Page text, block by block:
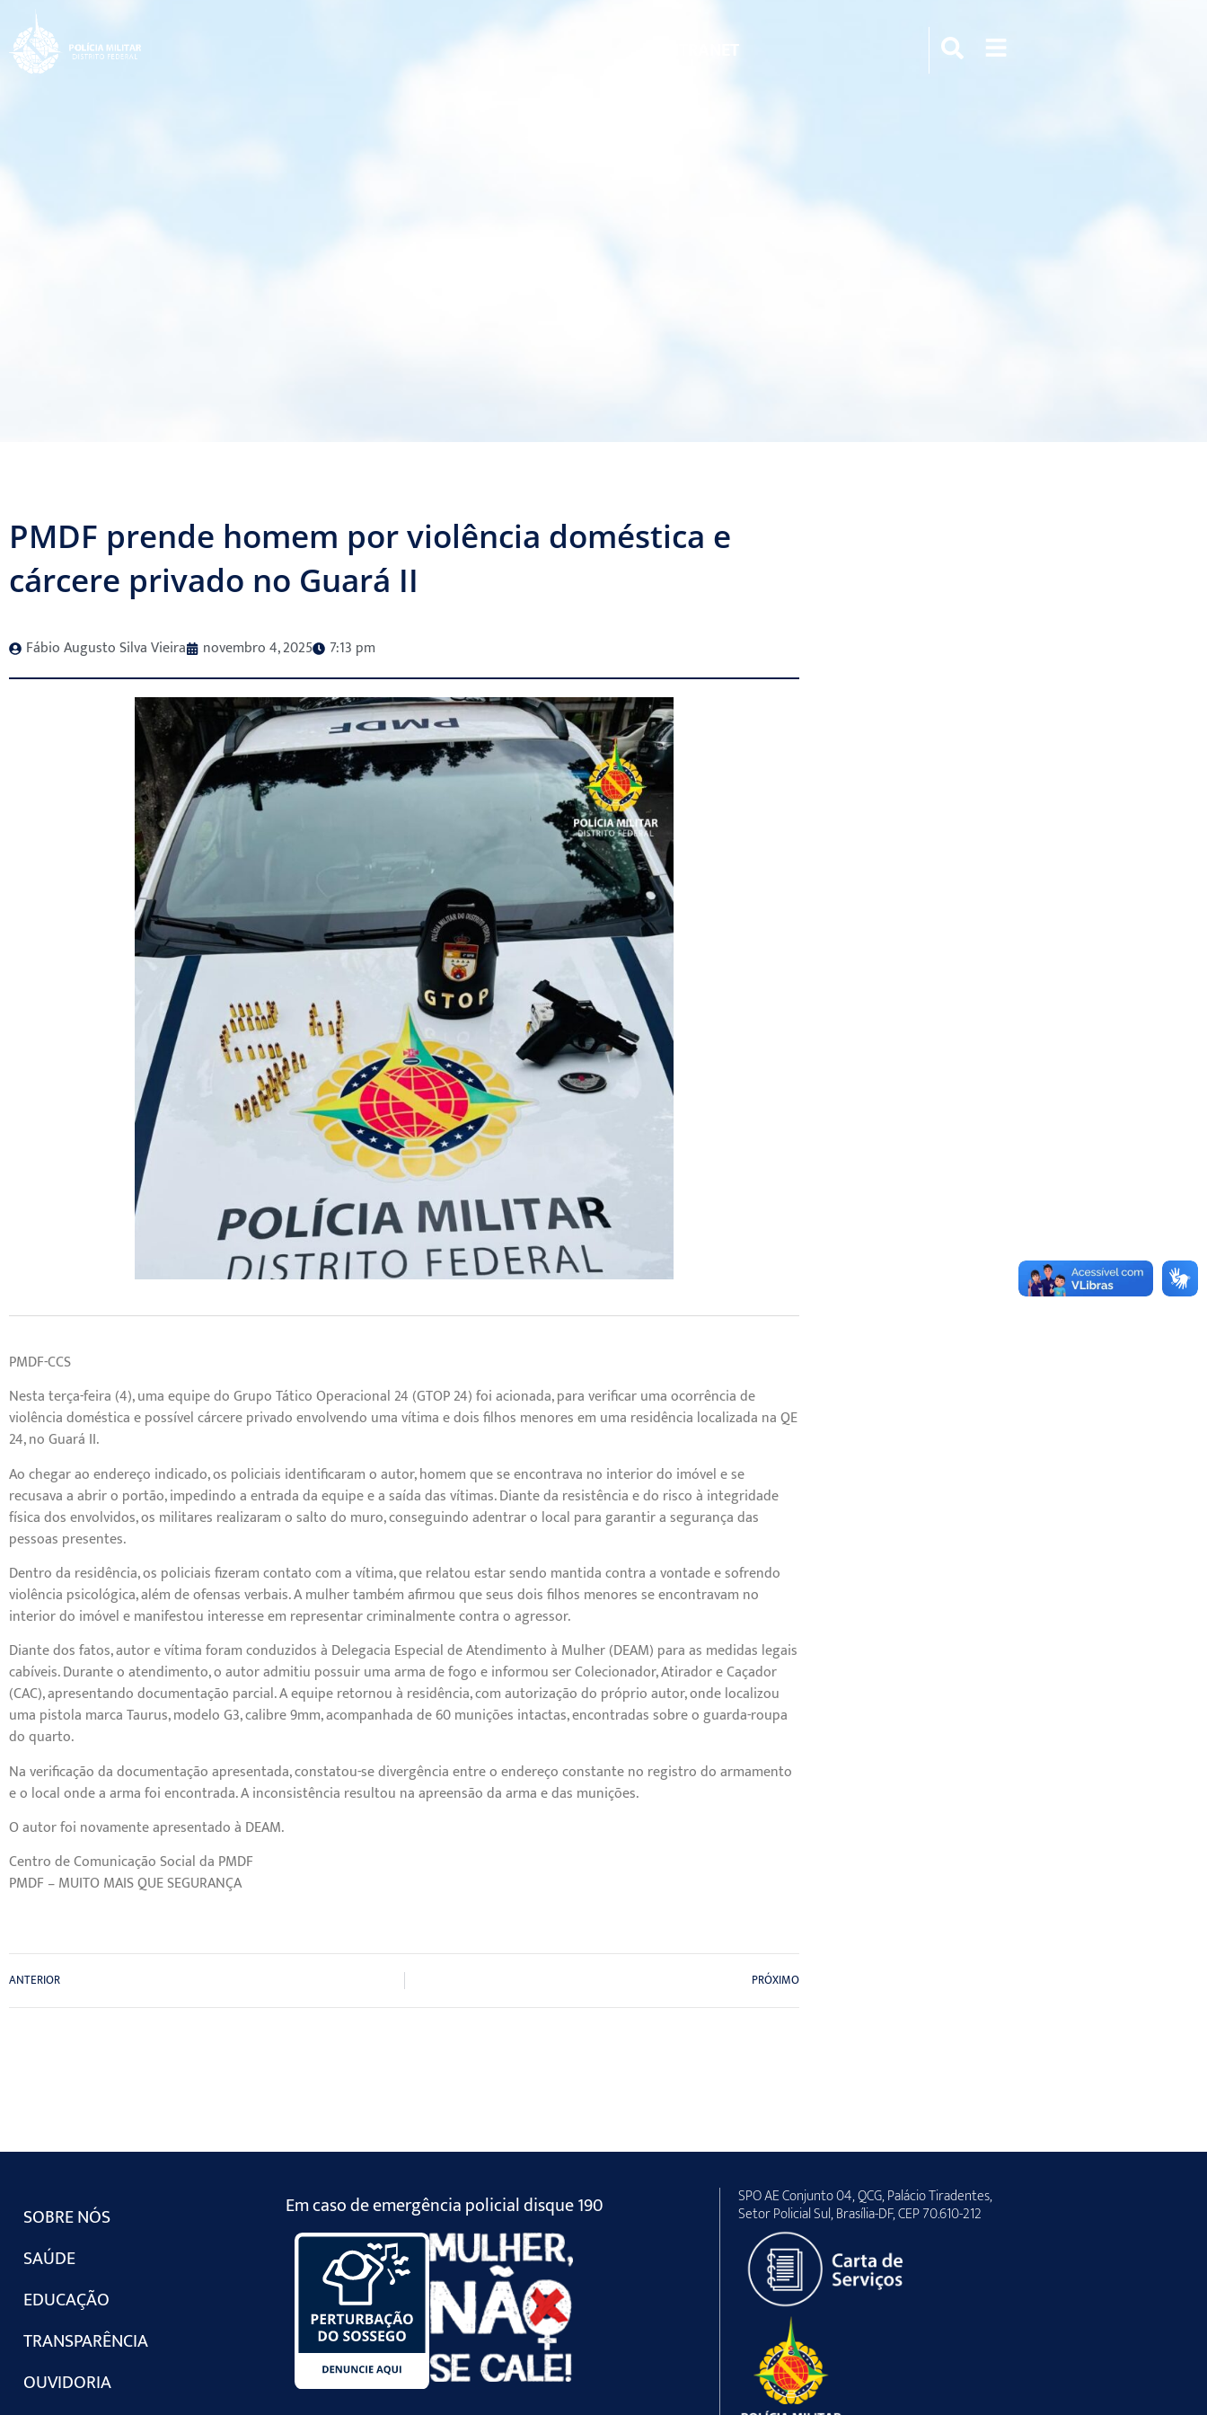
INTRANET
PMDF prende homem por violência doméstica e
cárcere privado no Guará II
Fábio Augusto Silva Vieira novembro 4, 2025 7:13 pm
PMDF-CCS
Nesta terça-feira (4), uma equipe do Grupo Tático Operacional 24 (GTOP 24) foi acionada, para verificar uma ocorrência de
violência doméstica e possível cárcere privado envolvendo uma vítima e dois filhos menores em uma residência localizada na QE
24, no Guará II.
Ao chegar ao endereço indicado, os policiais identificaram o autor, homem que se encontrava no interior do imóvel e se
recusava a abrir o portão, impedindo a entrada da equipe e a saída das vítimas. Diante da resistência e do risco à integridade
física dos envolvidos, os militares realizaram o salto do muro, conseguindo adentrar o local para garantir a segurança das
pessoas presentes.
Dentro da residência, os policiais fizeram contato com a vítima, que relatou estar sendo mantida contra a vontade e sofrendo
violência psicológica, além de ofensas verbais. A mulher também afirmou que seus dois filhos menores se encontravam no
interior do imóvel e manifestou interesse em representar criminalmente contra o agressor.
Diante dos fatos, autor e vítima foram conduzidos à Delegacia Especial de Atendimento à Mulher (DEAM) para as medidas legais
cabíveis. Durante o atendimento, o autor admitiu possuir uma arma de fogo e informou ser Colecionador, Atirador e Caçador
(CAC), apresentando documentação parcial. A equipe retornou à residência, com autorização do próprio autor, onde localizou
uma pistola marca Taurus, modelo G3, calibre 9mm, acompanhada de 60 munições intactas, encontradas sobre o guarda-roupa
do quarto.
Na verificação da documentação apresentada, constatou-se divergência entre o endereço constante no registro do armamento
e o local onde a arma foi encontrada. A inconsistência resultou na apreensão da arma e das munições.
O autor foi novamente apresentado à DEAM.
Centro de Comunicação Social da PMDF
PMDF – MUITO MAIS QUE SEGURANÇA
ANTERIOR PRÓXIMO
SOBRE NÓS
SAÚDE
EDUCAÇÃO
TRANSPARÊNCIA
OUVIDORIA
Em caso de emergência policial disque 190 SPO AE Conjunto 04, QCG, Palácio Tiradentes,
Setor Policial Sul, Brasília-DF, CEP 70.610-212